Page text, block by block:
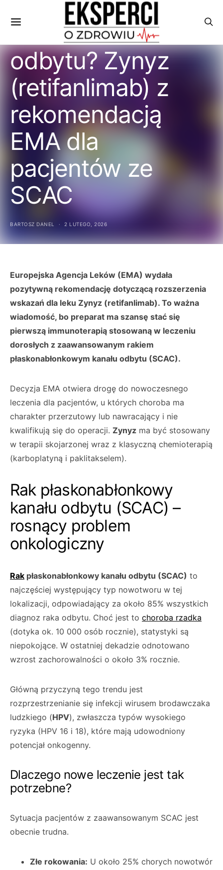
Przełom w
leczeniu raka
odbytu? Zynyz
(retifanlimab) z
rekomendacją
EMA dla
pacjentów ze
SCAC
BARTOSZ DANEL 2 LUTEGO, 2026
Europejska Agencja Leków (EMA) wydała
pozytywną rekomendację dotyczącą rozszerzenia
wskazań dla leku Zynyz (retifanlimab). To ważna
wiadomość, bo preparat ma szansę stać się
pierwszą immunoterapią stosowaną w leczeniu
dorosłych z zaawansowanym rakiem
płaskonabłonkowym kanału odbytu (SCAC).
Decyzja EMA otwiera drogę do nowoczesnego
leczenia dla pacjentów, u których choroba ma
charakter przerzutowy lub nawracający i nie
kwalifikują się do operacji. Zynyz ma być stosowany
w terapii skojarzonej wraz z klasyczną chemioterapią
(karboplatyną i paklitakselem).
Rak płaskonabłonkowy
kanału odbytu (SCAC) –
rosnący problem
onkologiczny
Rak płaskonabłonkowy kanału odbytu (SCAC) to
najczęściej występujący typ nowotworu w tej
lokalizacji, odpowiadający za około 85% wszystkich
diagnoz raka odbytu. Choć jest to choroba rzadka
(dotyka ok. 10 000 osób rocznie), statystyki są
niepokojące. W ostatniej dekadzie odnotowano
wzrost zachorowalności o około 3% rocznie.
Główną przyczyną tego trendu jest
rozprzestrzenianie się infekcji wirusem brodawczaka
ludzkiego (HPV), zwłaszcza typów wysokiego
ryzyka (HPV 16 i 18), które mają udowodniony
potencjał onkogenny.
Dlaczego nowe leczenie jest tak
potrzebne?
Sytuacja pacjentów z zaawansowanym SCAC jest
obecnie trudna.
Złe rokowania: U około 25% chorych nowotwór